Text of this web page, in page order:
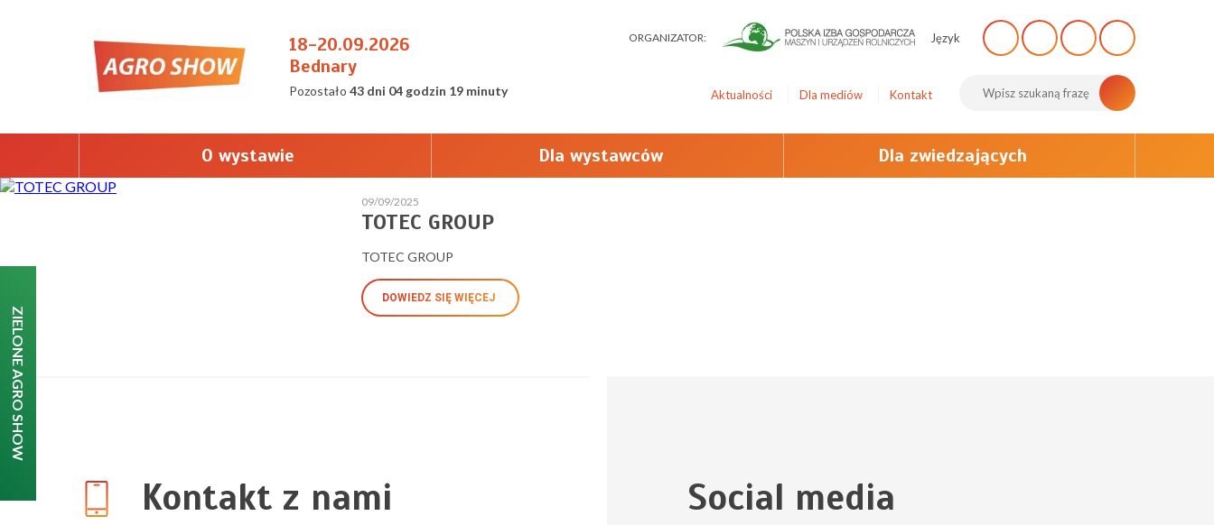
ZIELONE AGRO SHOW
18-20.09.2026
Bednary
Pozostało 43 dni 04 godzin 19 minuty
ORGANIZATOR: Język
Aktualności Dla mediów Kontakt
O wystawie Dla wystawców Dla zwiedzających
09/09/2025
TOTEC GROUP
TOTEC GROUP
DOWIEDZ SIĘ WIĘCEJ
Kontakt z nami Social media